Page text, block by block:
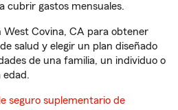
cubrir gastos mensuales.
West Covina, CA para obtener
salud y elegir un plan diseñado
de una familia, un individuo o
edad.
seguro suplementario de